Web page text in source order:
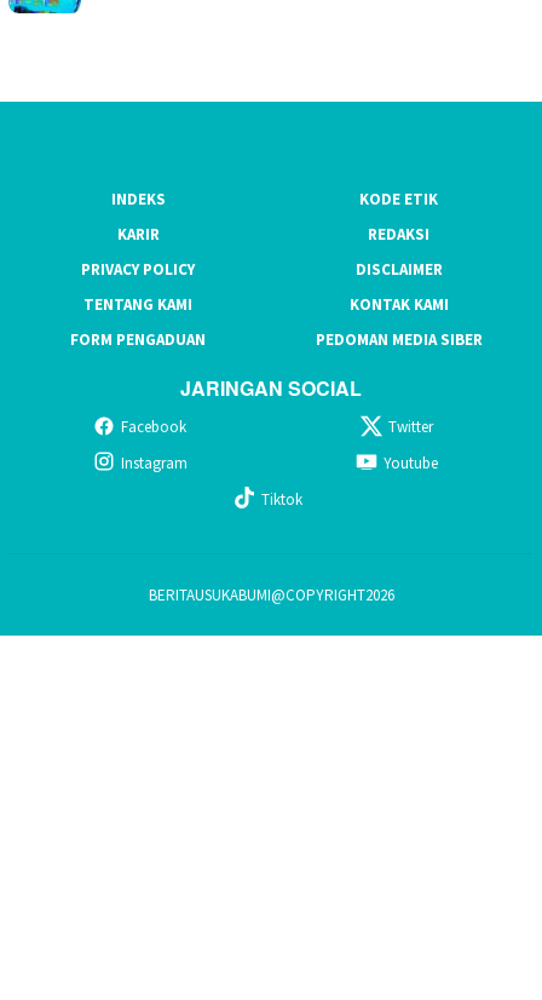
INDEKS
KODE ETIK
KARIR
REDAKSI
PRIVACY POLICY
DISCLAIMER
TENTANG KAMI
KONTAK KAMI
FORM PENGADUAN
PEDOMAN MEDIA SIBER
JARINGAN SOCIAL
Facebook
Twitter
Instagram
Youtube
Tiktok
BERITAUSUKABUMI@COPYRIGHT2026